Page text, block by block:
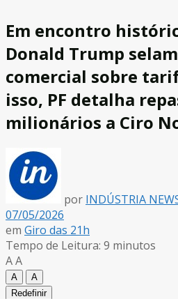
Em encontro
Donald Trump
comercial sobre
isso, PF detalha
milionários a Ciro
por INDÚSTRIA
07/05/2026
em Giro das 21h
Tempo de Leitura: 9 minutos
AA
A
A
Redefinir